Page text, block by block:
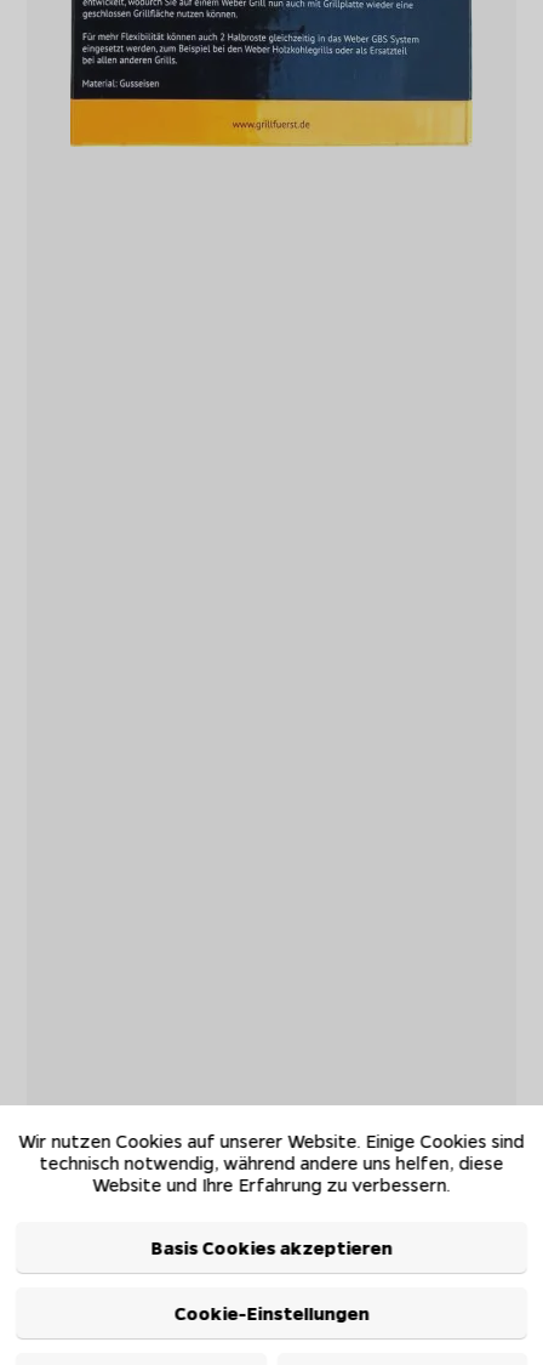
Wir nutzen Cookies auf unserer Website. Einige Cookies sind
technisch notwendig, während andere uns helfen, diese
Website und Ihre Erfahrung zu verbessern.
Basis Cookies akzeptieren
Cookie-Einstellungen